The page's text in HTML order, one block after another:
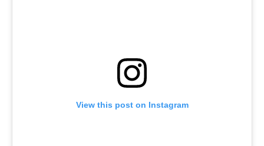
View this post on Instagram